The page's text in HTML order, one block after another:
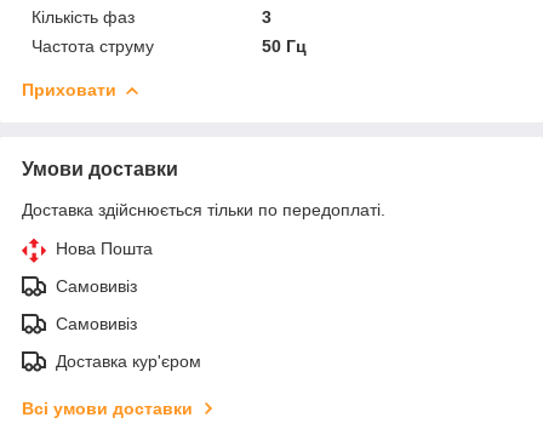
Кількість фаз
3
Частота струму
50 Гц
Приховати
Умови доставки
Доставка здійснюється тільки по передоплаті.
Нова Пошта
Самовивіз
Самовивіз
Доставка кур'єром
Всі умови доставки